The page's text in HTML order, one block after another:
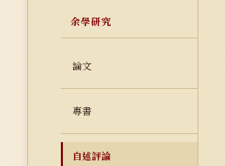
余學研究
論文
專書
自述評論